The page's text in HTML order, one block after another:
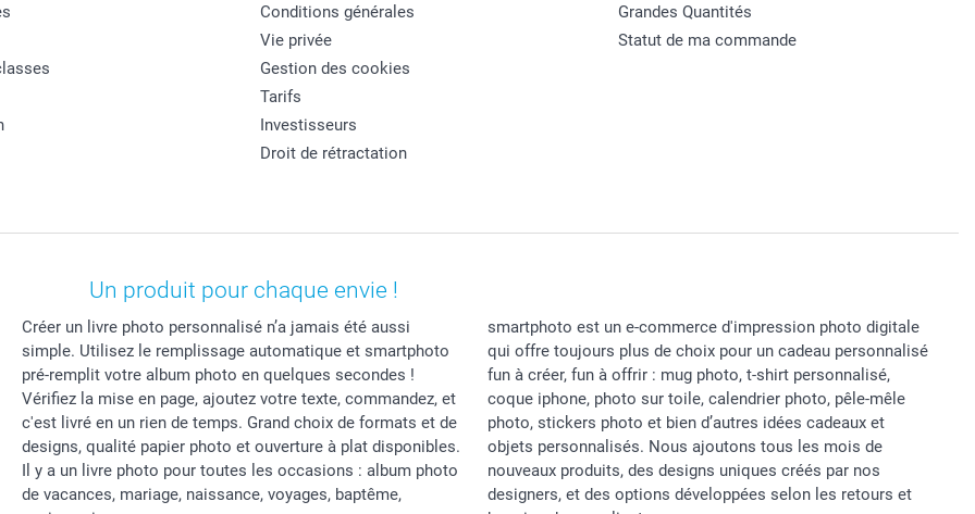
Conditions générales
Vie privée
Gestion des cookies
Tarifs
Investisseurs
Droit de rétractation
Grandes Quantités
Statut de ma commande
Un produit pour chaque envie !
Créer un livre photo personnalisé n’a jamais été aussi
simple. Utilisez le remplissage automatique et smartphoto
pré-remplit votre album photo en quelques secondes !
Vérifiez la mise en page, ajoutez votre texte, commandez, et
c'est livré en un rien de temps. Grand choix de formats et de
designs, qualité papier photo et ouverture à plat disponibles.
Il y a un livre photo pour toutes les occasions : album photo
de vacances, mariage, naissance, voyages, baptême,
smartphoto est un e-commerce d'impression photo digitale
qui offre toujours plus de choix pour un cadeau personnalisé
fun à créer, fun à offrir : mug photo, t-shirt personnalisé,
coque iphone, photo sur toile, calendrier photo, pêle-mêle
photo, stickers photo et bien d’autres idées cadeaux et
objets personnalisés. Nous ajoutons tous les mois de
nouveaux produits, des designs uniques créés par nos
designers, et des options développées selon les retours et